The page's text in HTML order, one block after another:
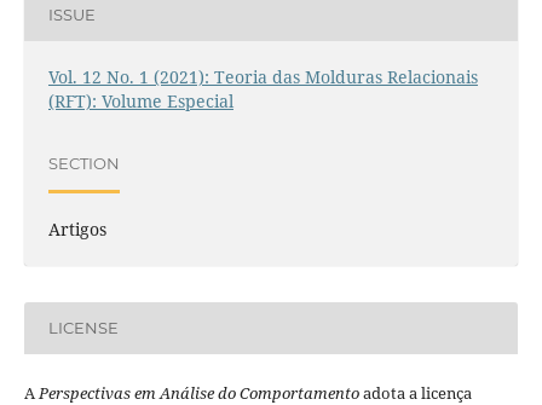
ISSUE
Vol. 12 No. 1 (2021): Teoria das Molduras Relacionais
(RFT): Volume Especial
SECTION
Artigos
LICENSE
APerspectivas em Análise do Comportamentoadota a licença